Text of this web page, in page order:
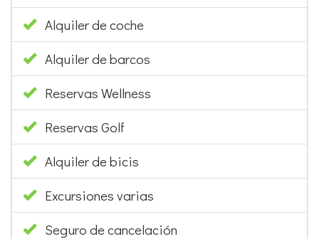
Alquiler de coche
Alquiler de barcos
Reservas Wellness
Reservas Golf
Alquiler de bicis
Excursiones varias
Seguro de cancelación